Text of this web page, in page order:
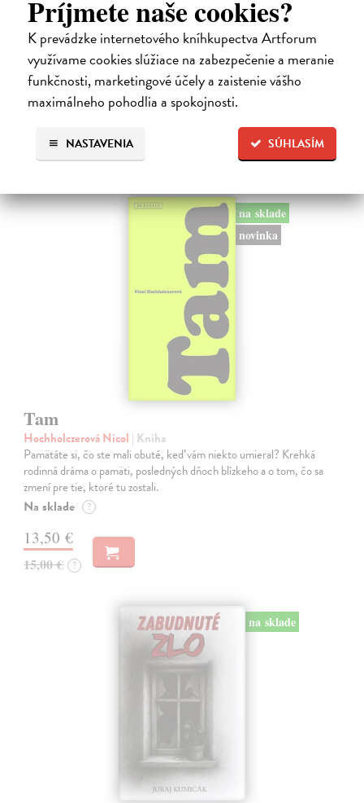
Príjmete naše cookies?
K prevádzke internetového kníhkupectva Artforum
využívame cookies slúžiace na zabezpečenie a meranie
funkčnosti, marketingové účely a zaistenie vášho
maximálneho pohodlia a spokojnosti.
SÚHLASÍM
NASTAVENIA
Kolotočárka
Wernerová Jana| Kniha
Tam, kde sa radosť zo slobodného pohybu a dobrodružstva prelína s
pocitom vyčlenenia. Tam, kde rastie starý gaštan a okolo neho sa krúti
život dievčatka, ktoré od svojej starej mamy dostalo meno Zelinka.…
Na sklade ?
15,21 €
16,90 € ?
na sklade
novinka
Tam
Hochholczerová Nicol | Kniha
Pamätáte si, čo ste mali obuté, keď vám niekto umieral? Krehká
rodinná dráma o pamäti, posledných dňoch blízkeho a o tom, čo sa
zmení pre tie, ktoré tu zostali.
Na sklade ?
13,50 €
15,00 € ?
na sklade